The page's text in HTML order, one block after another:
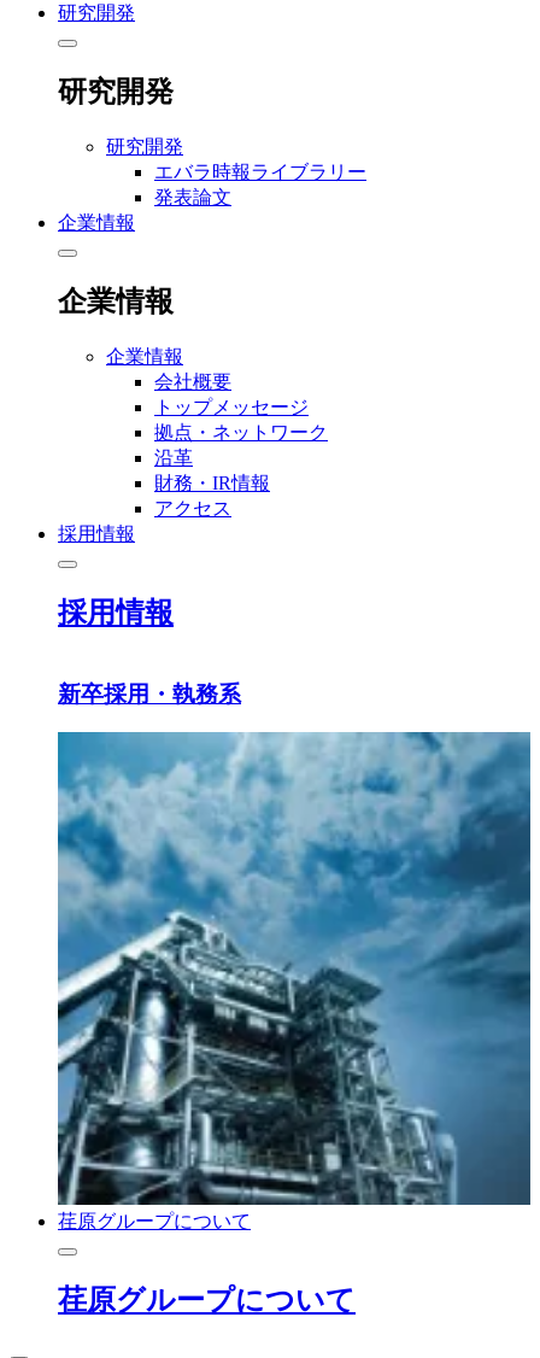
研究開発
研究開発
研究開発
エバラ時報ライブラリー
発表論文
企業情報
企業情報
企業情報
会社概要
トップメッセージ
拠点・ネットワーク
沿革
財務・IR情報
アクセス
採用情報
採用情報
新卒採用・執務系
荏原グループについて
荏原グループについて